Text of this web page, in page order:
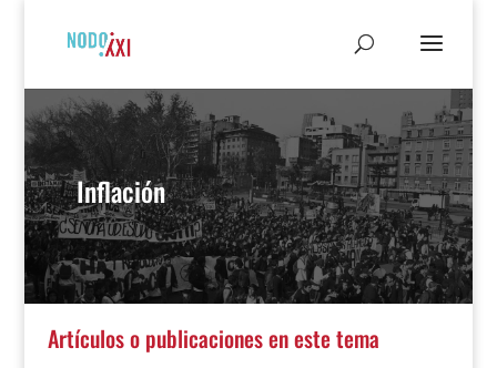
Inflación
Artículos o publicaciones en este tema